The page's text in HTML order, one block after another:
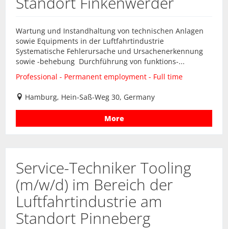
Wartung und Instandhaltung von technischen Anlagen
sowie Equipments in der Luftfahrtindustrie
Systematische Fehlerursache und Ursachenerkennung
sowie -behebung Durchführung von funktions-...
Professional - Permanent employment - Full time
Hamburg, Hein-Saß-Weg 30, Germany
More
Service-Techniker Tooling
(m/w/d) im Bereich der
Luftfahrtindustrie am
Standort Pinneberg